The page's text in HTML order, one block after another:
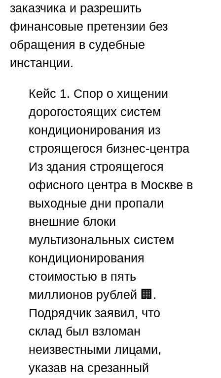
заказчика и разрешить
финансовые претензии без
обращения в судебные
инстанции.
Кейс 1. Спор о хищении
дорогостоящих систем
кондиционирования из
строящегося бизнес-центра
Из здания строящегося
офисного центра в Москве в
выходные дни пропали
внешние блоки
мультизональных систем
кондиционирования
стоимостью в пять
миллионов рублей 🏢.
Подрядчик заявил, что
склад был взломан
неизвестными лицами,
указав на срезанный